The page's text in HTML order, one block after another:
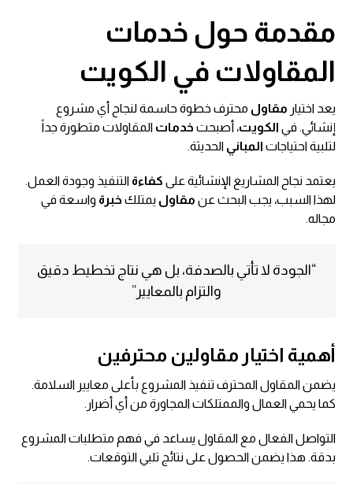
مقدمة حول خدمات
المقاولات في الكويت
يعد اختيار مقاول محترف خطوة حاسمة لنجاح أي مشروع
إنشائي. في الكويت، أصبحت خدمات المقاولات متطورة جداً
لتلبية احتياجات المباني الحديثة.
يعتمد نجاح المشاريع الإنشائية على كفاءة التنفيذ وجودة العمل.
لهذا السبب، يجب البحث عن مقاول يمتلك خبرة واسعة في
مجاله.
“الجودة لا تأتي بالصدفة، بل هي نتاج تخطيط دقيق
والتزام بالمعايير”
أهمية اختيار مقاولين محترفين
يضمن المقاول المحترف تنفيذ المشروع بأعلى معايير السلامة.
كما يحمي العمال والممتلكات المجاورة من أي أضرار.
التواصل الفعال مع المقاول يساعد في فهم متطلبات المشروع
بدقة. هذا يضمن الحصول على نتائج تلبي التوقعات.